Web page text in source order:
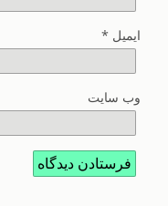
ایمیل *
وب‌ سایت